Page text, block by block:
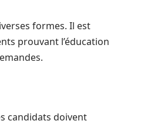
formes. Il est
prouvant l’éducation
candidats doivent